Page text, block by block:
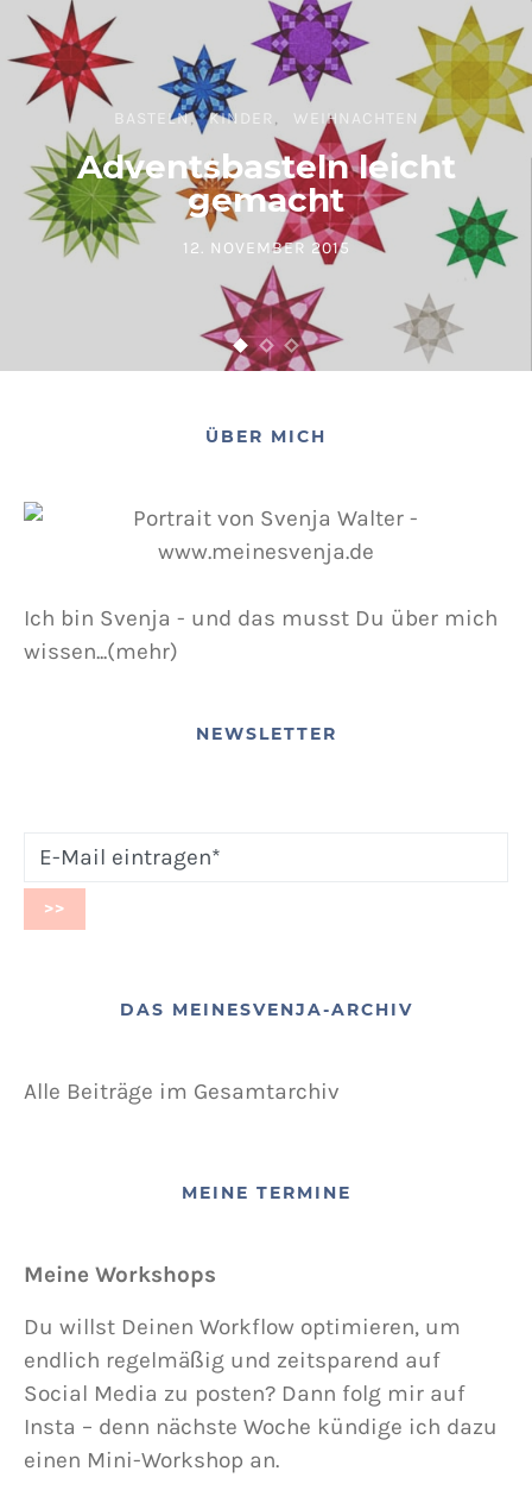
BASTELN KINDER WEIHNACHTEN
Adventsbasteln leicht
gemacht
POSTED ON
12. NOVEMBER 2015
ÜBER MICH
Ich bin Svenja - und das musst Du über mich
wissen...(mehr)
NEWSLETTER
DAS MEINESVENJA-ARCHIV
Alle Beiträge im Gesamtarchiv
MEINE TERMINE
Meine Workshops
Du willst Deinen Workflow optimieren, um
endlich regelmäßig und zeitsparend auf
Social Media zu posten? Dann folg mir auf
Insta – denn nächste Woche kündige ich dazu
einen Mini-Workshop an.